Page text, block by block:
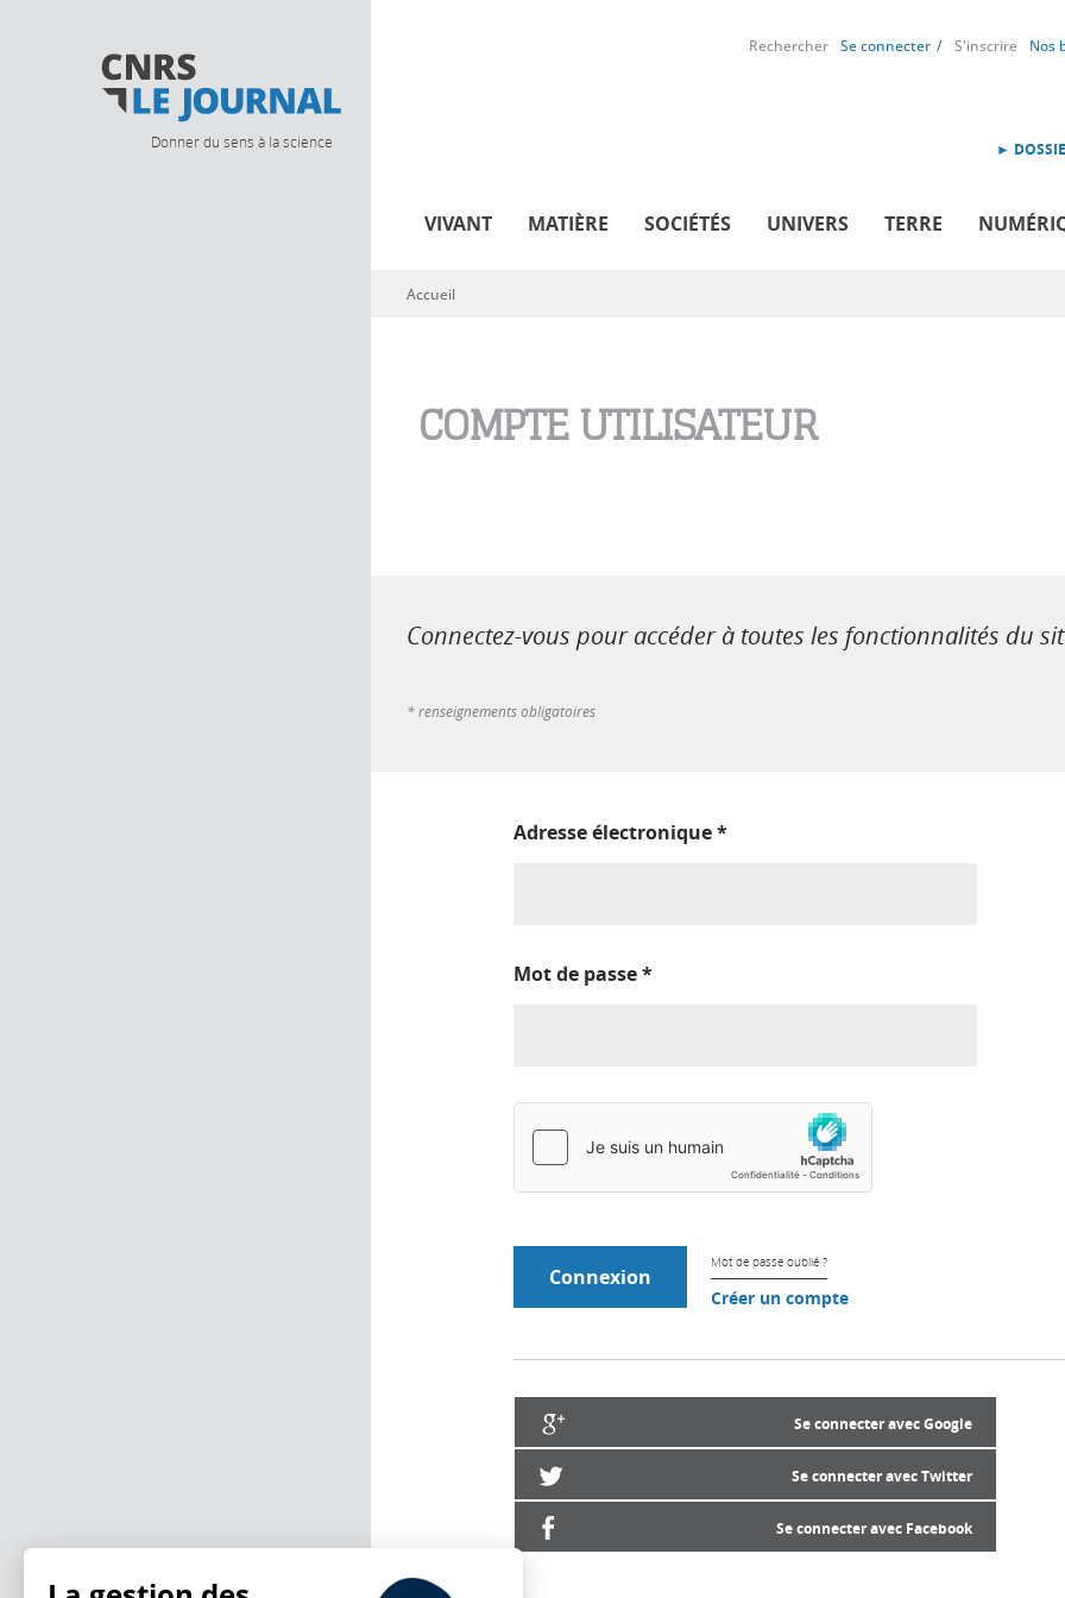
Donner du sens à la science
Rechercher Se connecter S'inscrire Nos
►
VIVANT MATIÈRE SOCIÉTÉS UNIVERS TERRE
Vous êtes ici
Accueil
COMPTE UTILISATEUR
Connectez-vous pour accéder à toutes les fonctionnalités du
* renseignements obligatoires
Adresse électronique*
Mot de passe*
Mot de passe oublié ?
Créer un compte
Se connecter avec Google
Se connecter avec Twitter
Se connecter avec Facebook